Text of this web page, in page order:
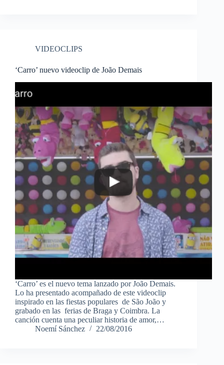
VIDEOCLIPS
‘Carro’ nuevo videoclip de João Demais
‘Carro’ es el nuevo tema lanzado por João Demais.
Lo ha presentado acompañado de este videoclip
inspirado en las fiestas populares de São João y
grabado en las ferias de Braga y Coimbra. La
canción cuenta una peculiar historia de amor,…
Noemí Sánchez
22/08/2016